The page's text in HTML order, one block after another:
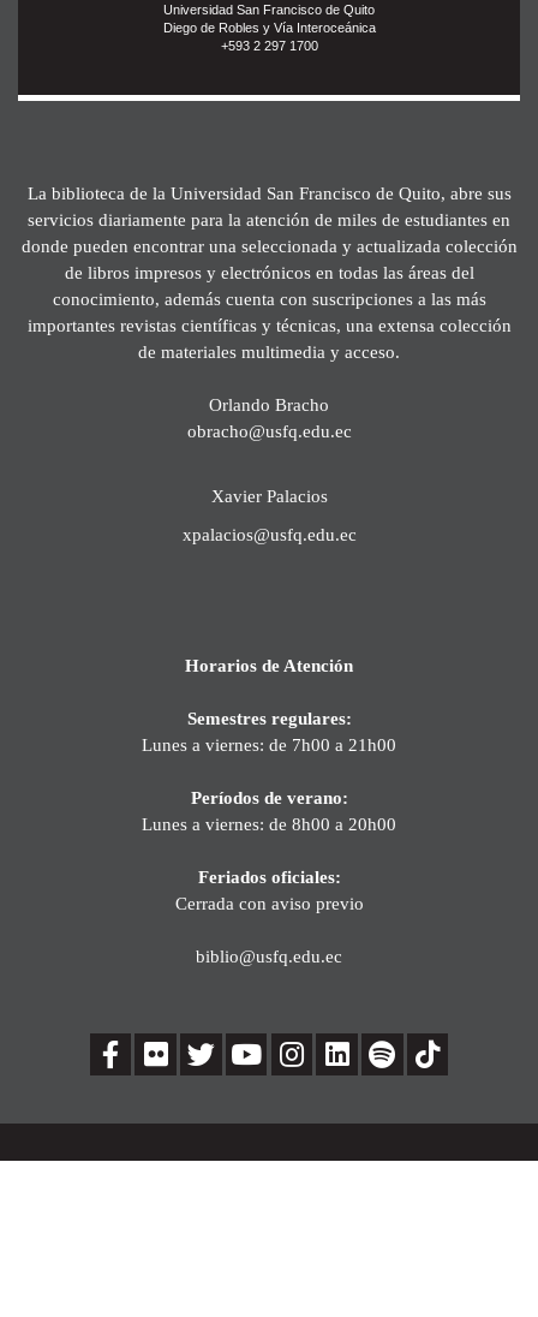
Universidad San Francisco de Quito
Diego de Robles y Vía Interoceánica
+593 2 297 1700
La biblioteca de la Universidad San Francisco de Quito, abre sus
servicios diariamente para la atención de miles de estudiantes en
donde pueden encontrar una seleccionada y actualizada colección
de libros impresos y electrónicos en todas las áreas del
conocimiento, además cuenta con suscripciones a las más
importantes revistas científicas y técnicas, una extensa colección
de materiales multimedia y acceso.
Orlando Bracho
obracho@usfq.edu.ec
Xavier Palacios
xpalacios@usfq.edu.ec
Horarios de Atención
Semestres regulares:
Lunes a viernes: de 7h00 a 21h00
Períodos de verano:
Lunes a viernes: de 8h00 a 20h00
Feriados oficiales:
Cerrada con aviso previo
biblio@usfq.edu.ec